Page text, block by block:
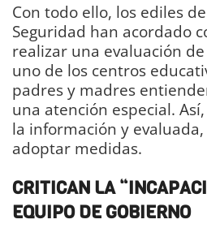
Con todo ello, los ediles
Seguridad han acordado
realizar una evaluación
uno de los centros
padres y madres
una atención especial.
la información y
adoptar medidas.
CRITICAN LA
EQUIPO DE GOBIERNO